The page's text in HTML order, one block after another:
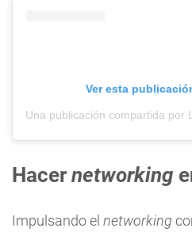
Ver esta
Hacernetworking
Impulsando el networking